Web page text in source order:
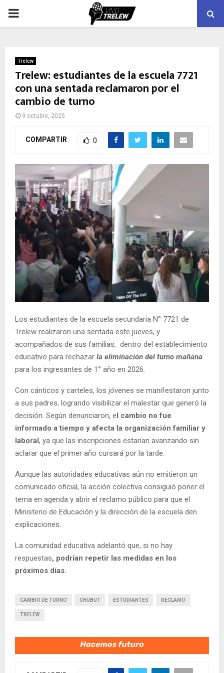
PRIMARY
Trelew
Trelew: estudiantes de la escuela 7721
con una sentada reclamaron por el
cambio de turno
9 octubre, 2025
COMPARTIR 0
Los estudiantes de la escuela secundaria N° 7721 de
Trelew realizaron una sentada este jueves, y
acompañados de sus familias, dentro del establecimiento
educativo para rechazar la eliminación del turno mañana
para los ingresantes de 1° año en 2026.
Con cánticos y carteles, los jóvenes se manifestaron junto
a sus padres, logrando visibilizar el malestar que generó la
decisión. Según denunciaron, el cambio no fue
informado a tiempo y afecta la organización familiar y
laboral, ya que las inscripciones estarían avanzando sin
aclarar que el primer año cursará por la tarde.
Aunque las autoridades educativas aún no emitieron un
comunicado oficial, la acción colectiva consiguió poner el
tema en agenda y abrir el reclamo público para que el
Ministerio de Educación y la dirección de la escuela den
explicaciones.
La comunidad educativa adelantó que, si no hay
respuestas, podrían repetir las medidas en los
próximos días.
CAMBIO DE TURNO CHUBUT ESTUDIANTES RECLAMO
TRELEW